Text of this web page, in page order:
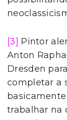
[3] Pintor
Anton
Dresden
completar a
trabalhar na